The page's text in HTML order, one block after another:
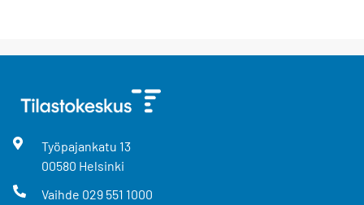
Työpajankatu 13
00580 Helsinki
Vaihde 029 551 1000